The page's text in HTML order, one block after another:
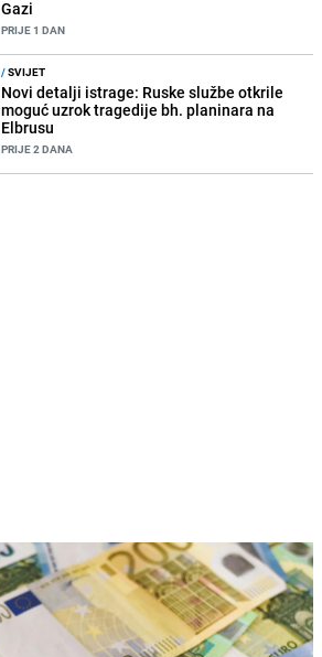
Gazi
PRIJE 1 DAN
/SVIJET
Novi detalji istrage: Ruske službe otkrile
moguć uzrok tragedije bh. planinara na
Elbrusu
PRIJE 2 DANA